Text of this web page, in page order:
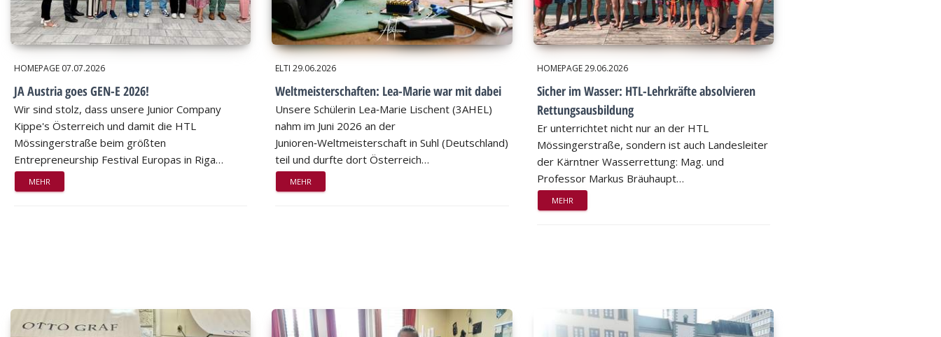
HOMEPAGE 07.07.2026
JA Austria goes GEN-E 2026!
Wir sind stolz, dass unsere Junior Company
Kippe's Österreich und damit die HTL
Mössingerstraße beim größten
Entrepreneurship Festival Europas in Riga…
MEHR
ELTI29.06.2026
Weltmeisterschaften: Lea-Marie war mit dabei
Unsere Schülerin Lea‑Marie Lischent (3AHEL)
nahm im Juni 2026 an der
Junioren‑Weltmeisterschaft in Suhl (Deutschland)
teil und durfte dort Österreich…
MEHR
HOMEPAGE29.06.2026
Sicher im Wasser: HTL-Lehrkräfte absolvieren
Rettungsausbildung
Er unterrichtet nicht nur an der HTL
Mössingerstraße, sondern ist auch Landesleiter
der Kärntner Wasserrettung: Mag. und
Professor Markus Bräuhaupt…
MEHR